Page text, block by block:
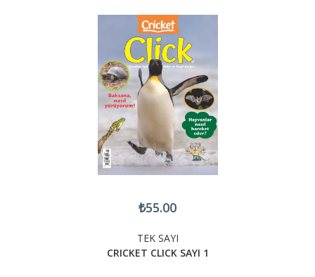
₺55.00
TEK SAYI
CRICKET CLICK SAYI 1